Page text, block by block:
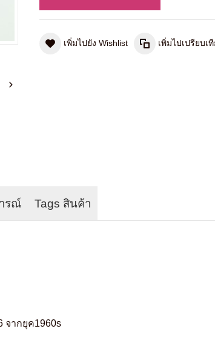
เพิ่มไปยัง Wishlist เพิ่มไปเปรียบเ
รณ์ Tags สินค้า
จากยุค1960s